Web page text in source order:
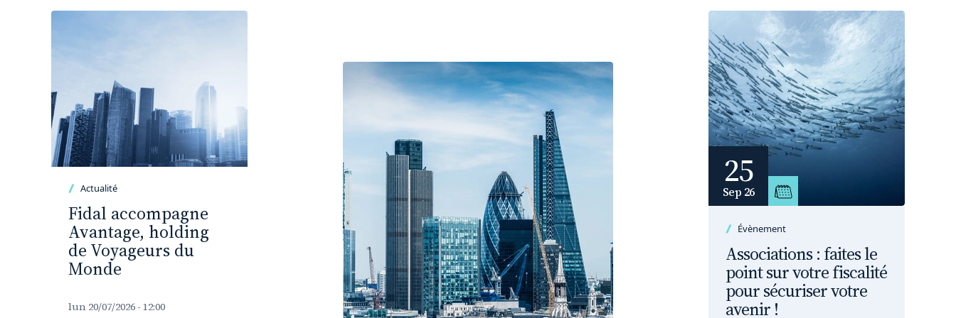
Actualité
Fidal accompagne
Avantage, holding
de Voyageurs du
Monde
lun 20/07/2026 - 12:00
25
Sep 26
Évènement
Associations : faites le
point sur votre fiscalité
pour sécuriser votre
avenir !